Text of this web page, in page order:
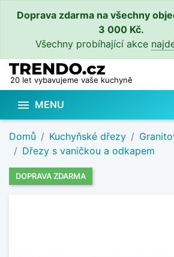
Doprava zdarma na všechny
3 000 Kč.
Všechny probíhající akce
20 let vybavujeme vaše kuchyně
 MENU
Domů Kuchyňské dřezy
Dřezy s vaničkou a odkapem
DOPRAVA ZDARMA